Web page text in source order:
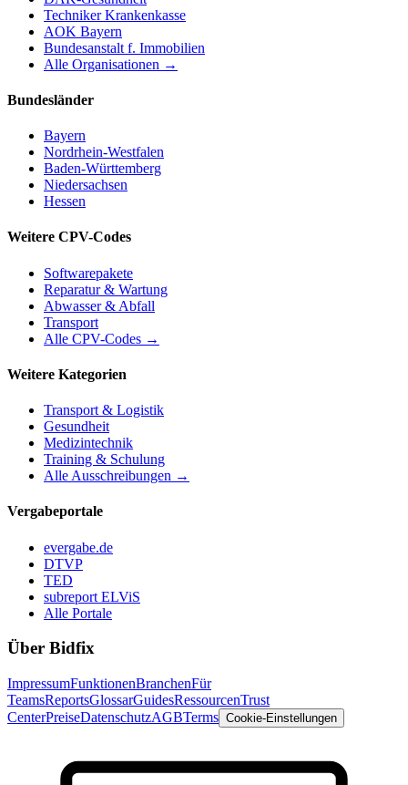
Techniker Krankenkasse
AOK Bayern
Bundesanstalt f. Immobilien
Alle Organisationen →
Bundesländer
Bayern
Nordrhein-Westfalen
Baden-Württemberg
Niedersachsen
Hessen
Weitere CPV-Codes
Softwarepakete
Reparatur & Wartung
Abwasser & Abfall
Transport
Alle CPV-Codes →
Weitere Kategorien
Transport & Logistik
Gesundheit
Medizintechnik
Training & Schulung
Alle Ausschreibungen →
Vergabeportale
evergabe.de
DTVP
TED
subreport ELViS
Alle Portale
Über Bidfix
ImpressumFunktionenBranchenFür
TeamsReportsGlossarGuidesRessourcenTrust
CenterPreiseDatenschutzAGBTerms Cookie-Einstellungen